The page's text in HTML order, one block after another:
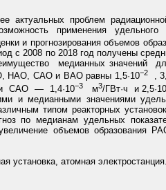
актуальных проблем
применения
и прогнозирования объемов
с 2008 по 2018 год получены
медианных значений
НАО, САО и ВАО равны 1,5·10−2,
и САО — 1,4·10−3м3/ГВт·ч и
и медианными значениями
типом реакторных
медианам удельных
объемов образования
установка, атомная электростанция.